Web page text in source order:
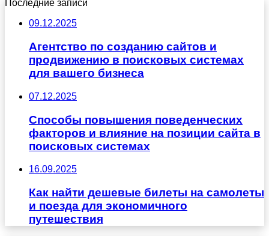
Последние записи
09.12.2025
Агентство по созданию сайтов и
продвижению в поисковых системах
для вашего бизнеса
07.12.2025
Способы повышения поведенческих
факторов и влияние на позиции сайта в
поисковых системах
16.09.2025
Как найти дешевые билеты на самолеты
и поезда для экономичного
путешествия